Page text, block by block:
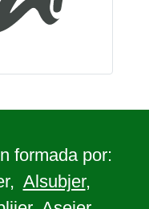
formada por:
Alsubjer,